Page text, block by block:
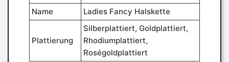
Name
Ladies Fancy Halskette
Plattierung
Silberplattiert, Goldplattiert,
Rhodiumplattiert,
Roségoldplattiert